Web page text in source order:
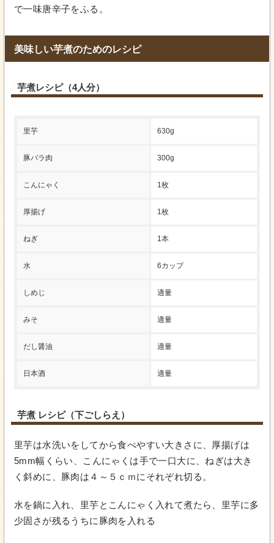
で一味唐辛子をふる。
美味しい芋煮のためのレシピ
芋煮レシピ（4人分）
里芋 630g
豚バラ肉 300g
こんにゃく 1枚
厚揚げ 1枚
ねぎ 1本
水 6カップ
しめじ 適量
みそ 適量
だし醤油 適量
日本酒 適量
芋煮 レシピ（下ごしらえ）
里芋は水洗いをしてから食べやすい大きさに、厚揚げは
5mm幅くらい、こんにゃくは手で一口大に、ねぎは大き
く斜めに、豚肉は４～５ｃｍにそれぞれ切る。
水を鍋に入れ、里芋とこんにゃく入れて煮たら、里芋に多
少固さが残るうちに豚肉を入れる